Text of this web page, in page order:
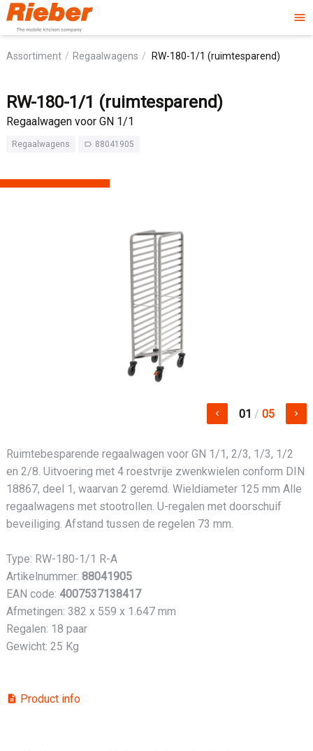
menu
Assortiment Regaalwagens RW-180-1/1 (ruimtesparend)
RW-180-1/1 (ruimtesparend)
Regaalwagen voor GN 1/1
Regaalwagens label_outline 88041905
keyboard_arrow_left 01 / 05 keyboard_arrow_right
Ruimtebesparende regaalwagen voor GN 1/1, 2/3, 1/3, 1/2
en 2/8. Uitvoering met 4 roestvrije zwenkwielen conform DIN
18867, deel 1, waarvan 2 geremd. Wieldiameter 125 mm Alle
regaalwagens met stootrollen. U-regalen met doorschuif
beveiliging. Afstand tussen de regelen 73 mm.
Type: RW-180-1/1 R-A
Artikelnummer: 88041905
EAN code: 4007537138417
Afmetingen: 382 x 559 x 1.647 mm
Regalen: 18 paar
Gewicht: 25 Kg
description Product info